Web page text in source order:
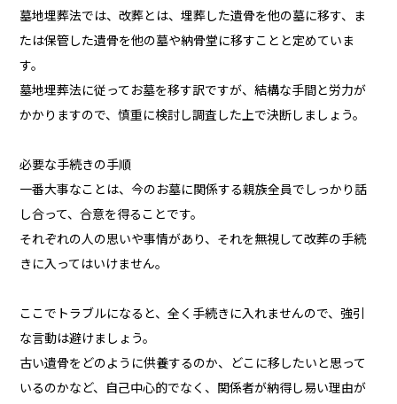
墓地埋葬法では、改葬とは、埋葬した遺骨を他の墓に移す、ま
たは保管した遺骨を他の墓や納骨堂に移すことと定めていま
す。
墓地埋葬法に従ってお墓を移す訳ですが、結構な手間と労力が
かかりますので、慎重に検討し調査した上で決断しましょう。
必要な手続きの手順
一番大事なことは、今のお墓に関係する親族全員でしっかり話
し合って、合意を得ることです。
それぞれの人の思いや事情があり、それを無視して改葬の手続
きに入ってはいけません。
ここでトラブルになると、全く手続きに入れませんので、強引
な言動は避けましょう。
古い遺骨をどのように供養するのか、どこに移したいと思って
いるのかなど、自己中心的でなく、関係者が納得し易い理由が